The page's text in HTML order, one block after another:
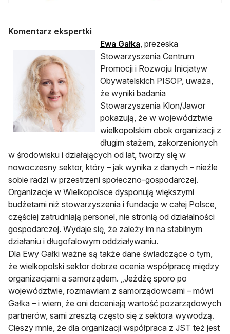
Komentarz ekspertki
Ewa Gałka otwiera się w nowej
, prezeska
Stowarzyszenia Centrum
Promocji i Rozwoju Inicjatyw
Obywatelskich PISOP, uważa,
że wyniki badania
Stowarzyszenia Klon/Jawor
pokazują, że w województwie
wielkopolskim obok organizacji z
długim stażem, zakorzenionych
w środowisku i działających od lat, tworzy się w
nowoczesny sektor, który – jak wynika z danych – nieźle
sobie radzi w przestrzeni społeczno-gospodarczej.
Organizacje w Wielkopolsce dysponują większymi
budżetami niż stowarzyszenia i fundacje w całej Polsce,
częściej zatrudniają personel, nie stronią od działalności
gospodarczej. Wydaje się, że zależy im na stabilnym
działaniu i długofalowym oddziaływaniu.
Dla Ewy Gałki ważne są także dane świadczące o tym,
że wielkopolski sektor dobrze ocenia współpracę między
organizacjami a samorządem. „Jeżdżę sporo po
województwie, rozmawiam z samorządowcami – mówi
Gałka – i wiem, że oni doceniają wartość pozarządowych
partnerów, sami zresztą często się z sektora wywodzą.
Cieszy mnie, że dla organizacji współpraca z JST też jest